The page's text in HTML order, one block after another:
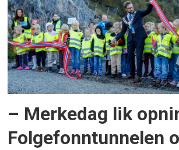
– Merkedag lik
Folgefonntunnelen